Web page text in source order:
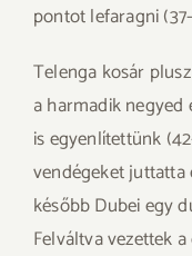
pontot lefaragni
Telenga kosár
a harmadik negyed
is egyenlítettünk
vendégeket juttatta
később Dubei egy
Felváltva vezettek